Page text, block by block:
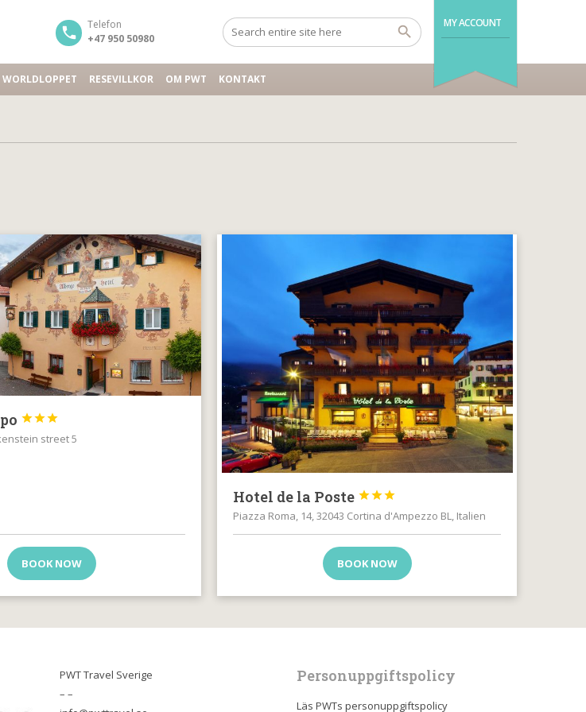
MY ACCOUNT
Telefon
+47 950 50980
WORLDLOPPET RESEVILLKOR OM PWT KONTAKT



street 5
BOOK NOW
Hotel de la Poste 


Piazza Roma, 14, 32043 Cortina d'Ampezzo BL, Italien
BOOK NOW
PWT Travel Sverige
– –
Personuppgiftspolicy
Läs PWTs personuppgiftspolicy